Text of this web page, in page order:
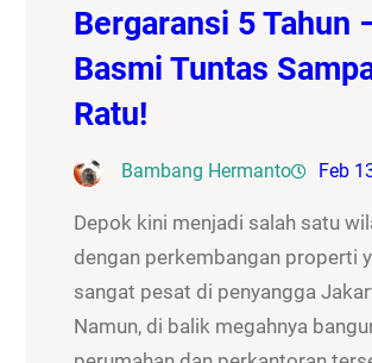
Bergaransi 5 Tahun
Basmi Tuntas
Ratu!
Bambang Hermanto Feb
Depok kini menjadi salah satu
dengan perkembangan properti
sangat pesat di penyangga
Namun, di balik megahnya